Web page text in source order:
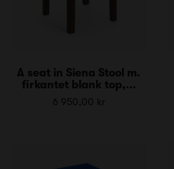
A seat in Siena Stool m.
firkantet blank top,...
6 950,00 kr